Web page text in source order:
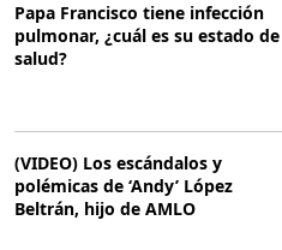
Papa Francisco tiene infección
pulmonar, ¿cuál es su estado de
salud?
(VIDEO) Los escándalos y
polémicas de ‘Andy’ López
Beltrán, hijo de AMLO